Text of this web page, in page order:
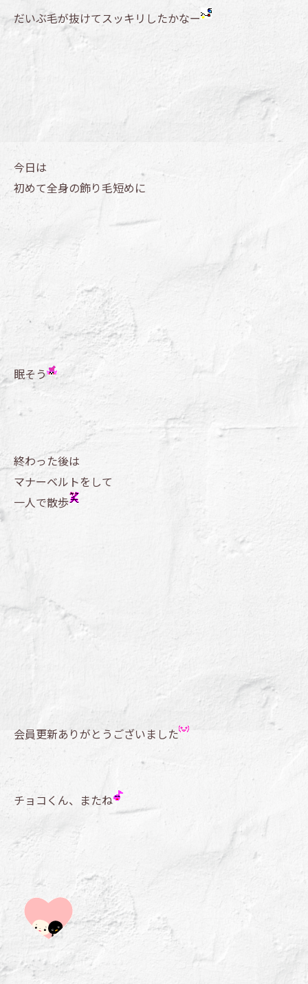
だいぶ毛が抜けてスッキリしたかなー
今日は
初めて全身の飾り毛短めに
眠そう
終わった後は
マナーベルトをして
一人で散歩
会員更新ありがとうございました
チョコくん、またね